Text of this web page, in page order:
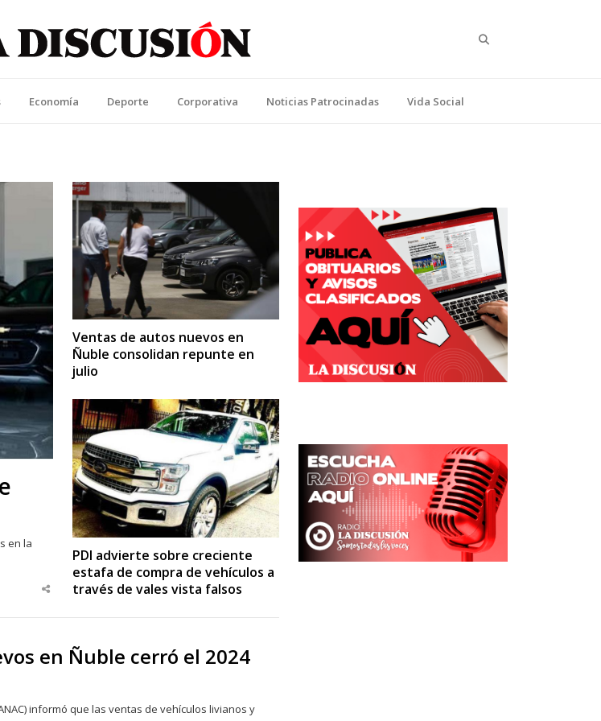
Economía Deporte Corporativa Noticias Patrocinadas Vida Social
en la
Share
Ventas de autos nuevos en
Ñuble consolidan repunte en
julio
PDI advierte sobre creciente
estafa de compra de vehículos a
través de vales vista falsos
en Ñuble cerró el 2024
informó que las ventas de vehículos livianos y